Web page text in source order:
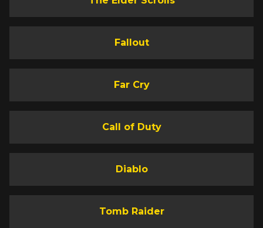
Fallout
Far Cry
Call of Duty
Diablo
Tomb Raider